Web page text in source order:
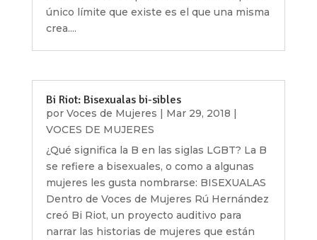
único límite que existe es el que una misma
crea....
Bi Riot: Bisexualas bi-sibles
por Voces de Mujeres | Mar 29, 2018 |
VOCES DE MUJERES
¿Qué significa la B en las siglas LGBT? La B
se refiere a bisexuales, o como a algunas
mujeres les gusta nombrarse: BISEXUALAS
Dentro de Voces de Mujeres Rú Hernández
creó Bi Riot, un proyecto auditivo para
narrar las historias de mujeres que están